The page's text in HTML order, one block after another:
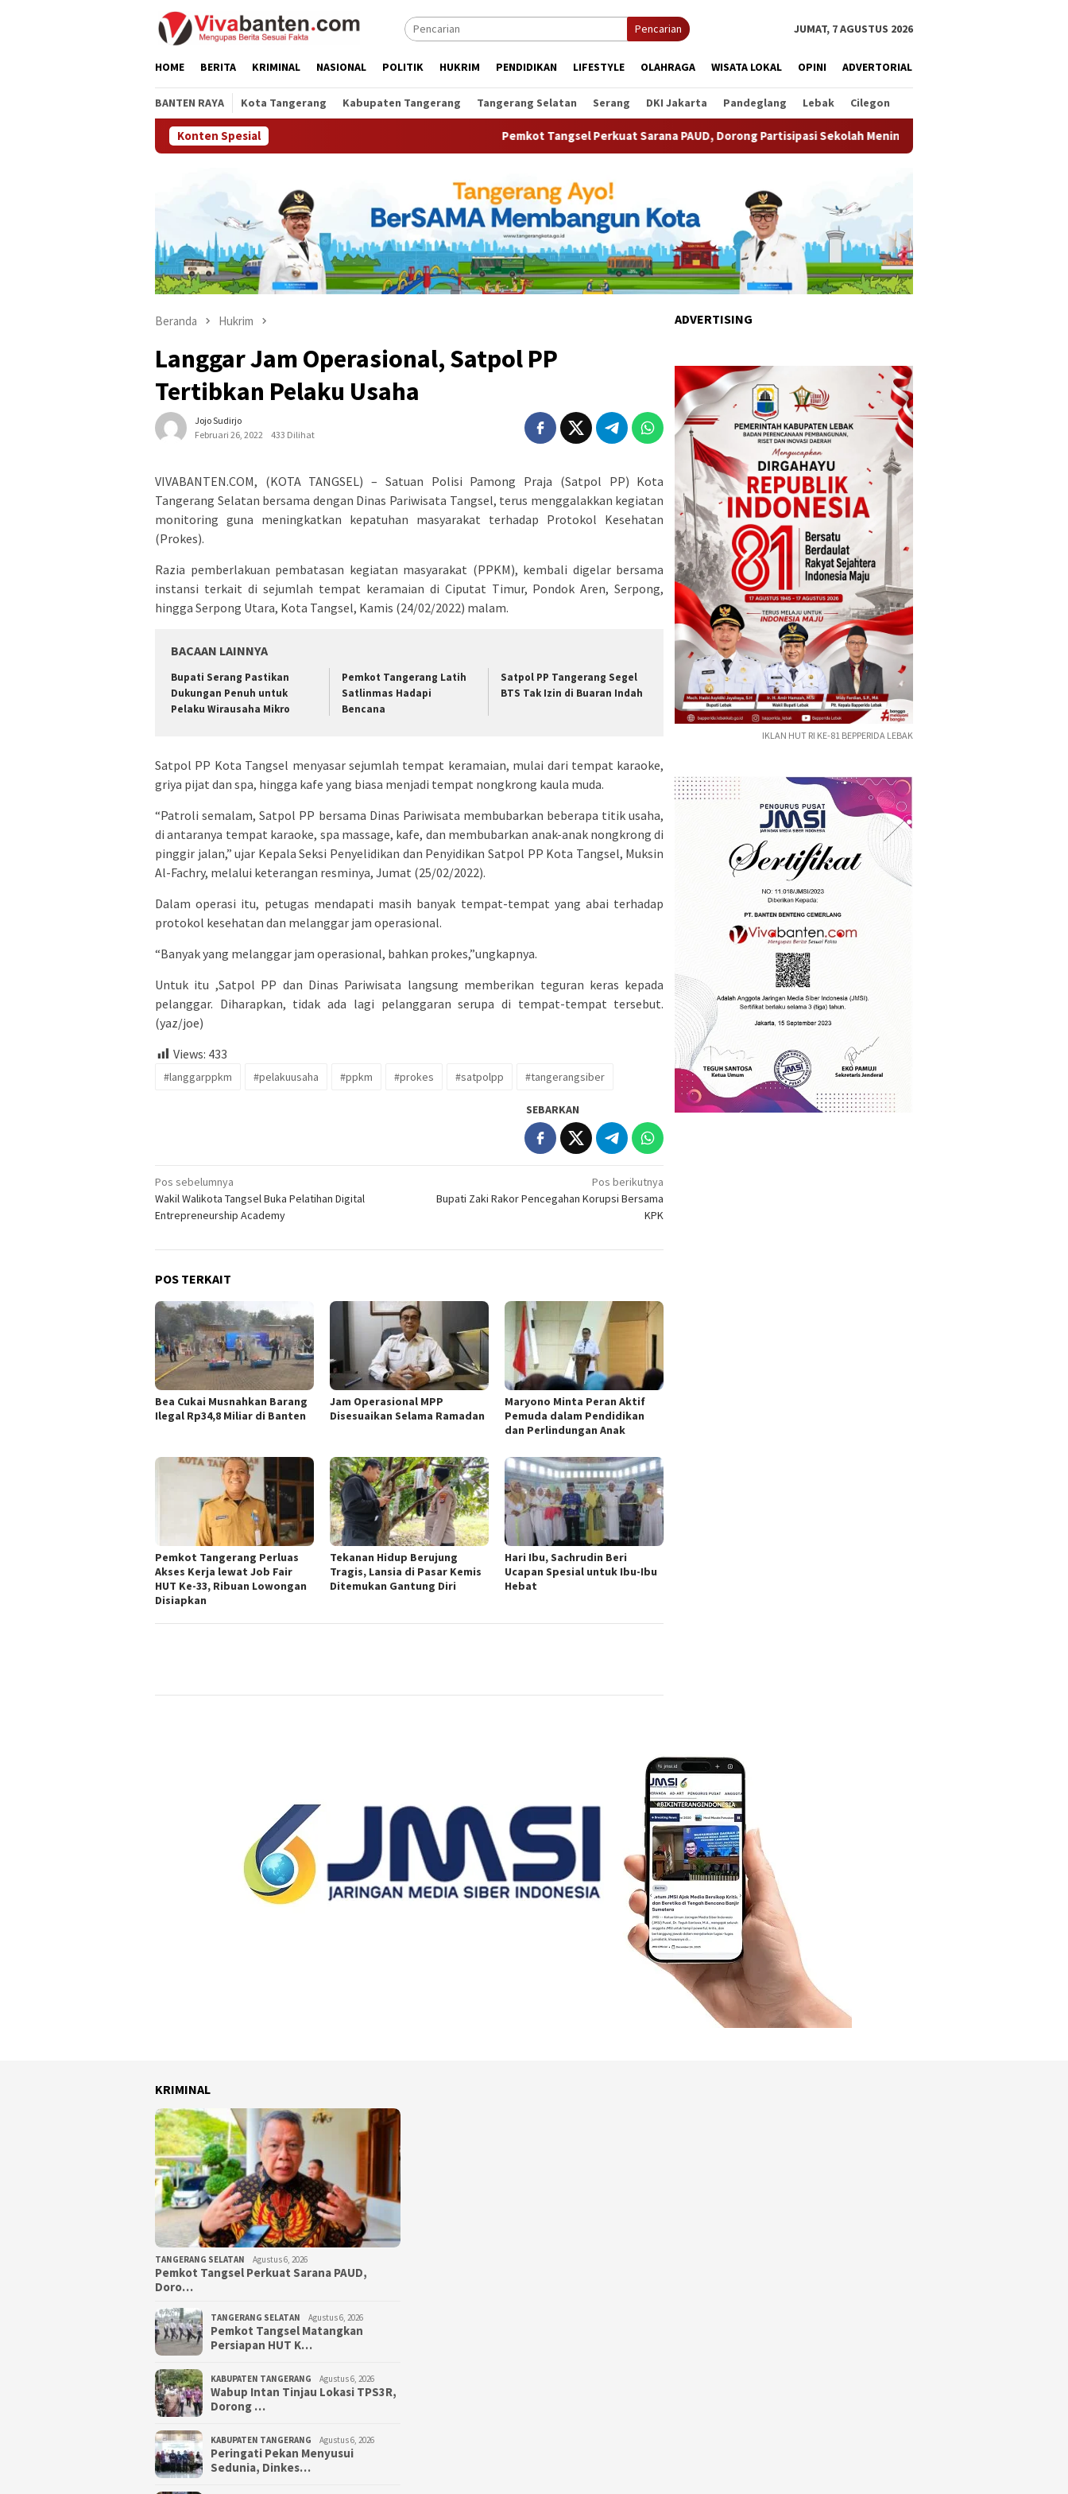
Pencarian JUMAT, 7 AGUSTUS 2026
HOME BERITA KRIMINAL NASIONAL POLITIK HUKRIM PENDIDIKAN LIFESTYLE OLAHRAGA WISATA LOKAL OPINI ADVERTORIAL
BANTEN RAYA Kota Tangerang Kabupaten Tangerang Tangerang Selatan Serang DKI Jakarta Pandeglang Lebak Cilegon
Konten Spesial Pemkot Tangsel Perkuat Sarana PAUD, Dorong Partisipasi Sekolah Meningkat Pemkot Tangsel Matangkan
Beranda Hukrim
Langgar Jam Operasional, Satpol PP
Tertibkan Pelaku Usaha
Jojo Sudirjo
Februari 26, 2022
433 Dilihat
VIVABANTEN.COM, (KOTA TANGSEL) – Satuan Polisi Pamong Praja (Satpol PP) Kota
Tangerang Selatan bersama dengan Dinas Pariwisata Tangsel, terus menggalakkan kegiatan
monitoring guna meningkatkan kepatuhan masyarakat terhadap Protokol Kesehatan
(Prokes).
Razia pemberlakuan pembatasan kegiatan masyarakat (PPKM), kembali digelar bersama
instansi terkait di sejumlah tempat keramaian di Ciputat Timur, Pondok Aren, Serpong,
hingga Serpong Utara, Kota Tangsel, Kamis (24/02/2022) malam.
BACAAN LAINNYA
Bupati Serang Pastikan
Dukungan Penuh untuk
Pelaku Wirausaha Mikro
Pemkot Tangerang Latih
Satlinmas Hadapi
Bencana
Satpol PP Tangerang Segel
BTS Tak Izin di Buaran Indah
Satpol PP Kota Tangsel menyasar sejumlah tempat keramaian, mulai dari tempat karaoke,
griya pijat dan spa, hingga kafe yang biasa menjadi tempat nongkrong kaula muda.
“Patroli semalam, Satpol PP bersama Dinas Pariwisata membubarkan beberapa titik usaha,
di antaranya tempat karaoke, spa massage, kafe, dan membubarkan anak-anak nongkrong di
pinggir jalan,” ujar Kepala Seksi Penyelidikan dan Penyidikan Satpol PP Kota Tangsel, Muksin
Al-Fachry, melalui keterangan resminya, Jumat (25/02/2022).
Dalam operasi itu, petugas mendapati masih banyak tempat-tempat yang abai terhadap
protokol kesehatan dan melanggar jam operasional.
“Banyak yang melanggar jam operasional, bahkan prokes,”ungkapnya.
Untuk itu ,Satpol PP dan Dinas Pariwisata langsung memberikan teguran keras kepada
pelanggar. Diharapkan, tidak ada lagi pelanggaran serupa di tempat-tempat tersebut.
(yaz/joe)
Views: 433
#langgarppkm #pelakuusaha #ppkm #prokes #satpolpp #tangerangsiber
SEBARKAN
Navigasi
pos
Pos sebelumnya
Wakil Walikota Tangsel Buka Pelatihan Digital
Entrepreneurship Academy
Pos berikutnya
Bupati Zaki Rakor Pencegahan Korupsi Bersama
KPK
POS TERKAIT
Bea Cukai Musnahkan Barang
Ilegal Rp34,8 Miliar di Banten
Jam Operasional MPP
Disesuaikan Selama Ramadan
Maryono Minta Peran Aktif
Pemuda dalam Pendidikan
dan Perlindungan Anak
Pemkot Tangerang Perluas
Akses Kerja lewat Job Fair
HUT Ke-33, Ribuan Lowongan
Disiapkan
Tekanan Hidup Berujung
Tragis, Lansia di Pasar Kemis
Ditemukan Gantung Diri
Hari Ibu, Sachrudin Beri
Ucapan Spesial untuk Ibu-Ibu
Hebat
ADVERTISING
IKLAN HUT RI KE-81 BEPPERIDA LEBAK
KRIMINAL
TANGERANG SELATAN Agustus 6, 2026
Pemkot Tangsel Perkuat Sarana PAUD,
Doro…
TANGERANG SELATAN Agustus 6, 2026
Pemkot Tangsel Matangkan
Persiapan HUT K…
KABUPATEN TANGERANG Agustus 6, 2026
Wabup Intan Tinjau Lokasi TPS3R,
Dorong …
KABUPATEN TANGERANG Agustus 6, 2026
Peringati Pekan Menyusui
Sedunia, Dinkes…